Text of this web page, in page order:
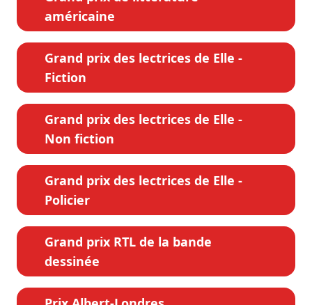
américaine
Grand prix des lectrices de Elle -
Fiction
Grand prix des lectrices de Elle -
Non fiction
Grand prix des lectrices de Elle -
Policier
Grand prix RTL de la bande
dessinée